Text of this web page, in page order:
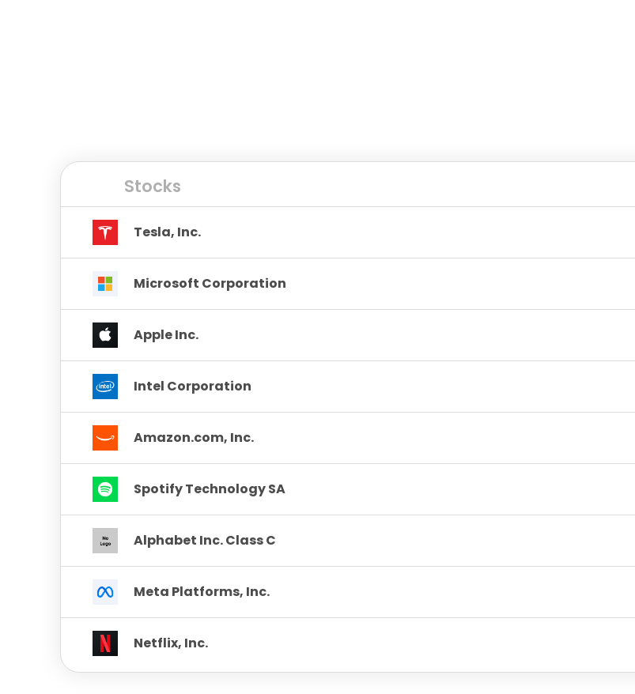
Stocks
Tesla, Inc.
Microsoft Corporation
Apple Inc.
Intel Corporation
Amazon.com, Inc.
Spotify Technology SA
Alphabet Inc. Class C
Meta Platforms, Inc.
Netflix, Inc.